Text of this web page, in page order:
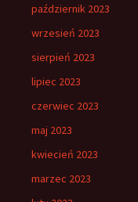
październik 2023
wrzesień 2023
sierpień 2023
lipiec 2023
czerwiec 2023
maj 2023
kwiecień 2023
marzec 2023